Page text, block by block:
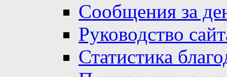
Сообщения за
Руководство
Статистика